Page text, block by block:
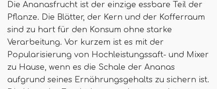
Die Ananasfrucht ist der einzige essbare Teil der
Pflanze. Die Blätter, der Kern und der Kofferraum
sind zu hart für den Konsum ohne starke
Verarbeitung. Vor kurzem ist es mit der
Popularisierung von Hochleistungssaft- und Mixer
zu Hause, wenn es die Schale der Ananas
aufgrund seines Ernährungsgehalts zu sichern ist.